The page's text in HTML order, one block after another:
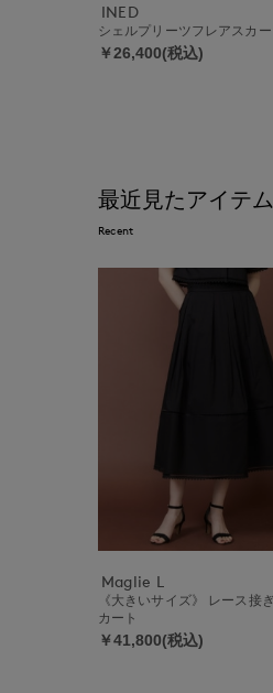
INED
シェルプリーツフレアスカー
￥26,400(税込)
最近見たアイテム
Recent
Maglie L
《大きいサイズ》 レース接
カート
￥41,800(税込)